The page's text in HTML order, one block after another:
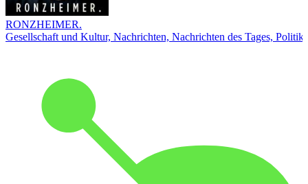
RONZHEIMER.
Gesellschaft und Kultur, Nachrichten, Nachrichten des Tages, Politik